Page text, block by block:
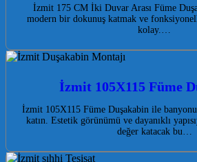
İzmit 175 CM İki Duvar Arası Füme
modern bir dokunuş katmak ve
kolay.…
İzmit 105X115 Füme
İzmit 105X115 Füme Duşakabin ile
katın. Estetik görünümü ve dayanıklı
değer katacak bu…